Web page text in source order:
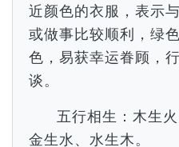
近颜色的衣服，表示
或做事比较顺利，绿
色，易获幸运眷顾，
谈。
五行相生：木生
金生水、水生木。